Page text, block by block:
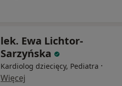
lek. Ewa Lichtor-
Sarzyńska
Kardiolog dziecięcy, Pediatra ·
Więcej